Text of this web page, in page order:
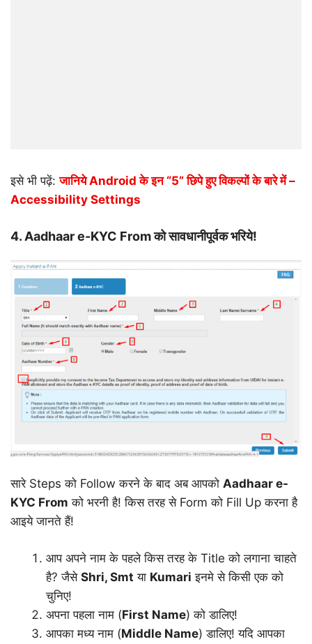
इसे भी पढ़ें:जानिये Android के इन “5” छिपे हुए विकल्पों के बारे में –
Accessibility Settings
4. Aadhaar e-KYC From को सावधानीपूर्वक भरिये!
सारे Steps को Follow करने के बाद अब आपको Aadhaar e-
KYC From को भरनी है! किस तरह से Form को Fill Up करना है
आइये जानते हैं!
आप अपने नाम के पहले किस तरह के Title को लगाना चाहते
है? जैसे Shri, Smt या Kumari इनमे से किसी एक को
चुनिए!
अपना पहला नाम (First Name) को डालिए!
आपका मध्य नाम (Middle Name) डालिए! यदि आपका